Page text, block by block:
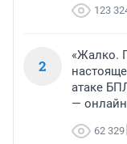
123
2
«Жалко.
атаке
— онлайн
62 329